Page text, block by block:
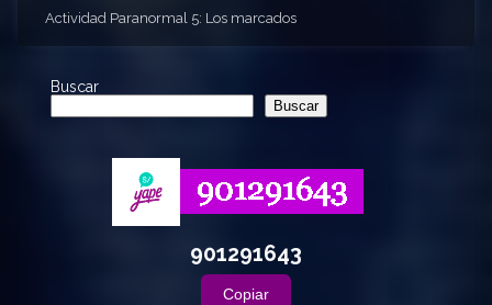
Actividad Paranormal 5: Los marcados
Buscar
Buscar
901291643
Copiar